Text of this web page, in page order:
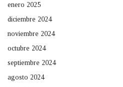
enero 2025
diciembre 2024
noviembre 2024
octubre 2024
septiembre 2024
agosto 2024